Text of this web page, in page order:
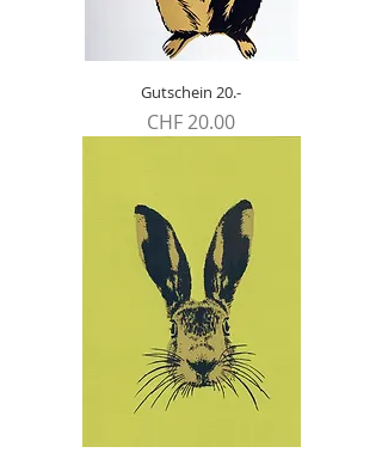
Gutschein 20.-
Preis
CHF 20.00